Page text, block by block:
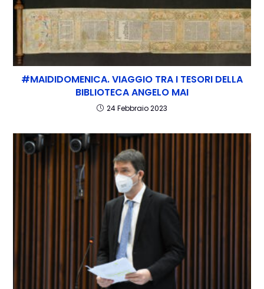
#MAIDIDOMENICA. VIAGGIO TRA I TESORI DELLA
BIBLIOTECA ANGELO MAI
24 Febbraio 2023